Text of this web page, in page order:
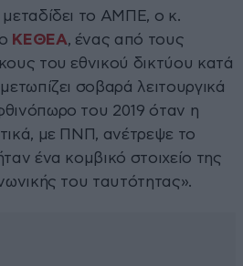
το ΑΜΠΕ, ο κ.
ΚΕΘΕΑ, ένας από τους
του εθνικού δικτύου κατά
σοβαρά λειτουργικά
του 2019 όταν η
με ΠΝΠ, ανέτρεψε το
ένα κομβικό στοιχείο της
του ταυτότητας».